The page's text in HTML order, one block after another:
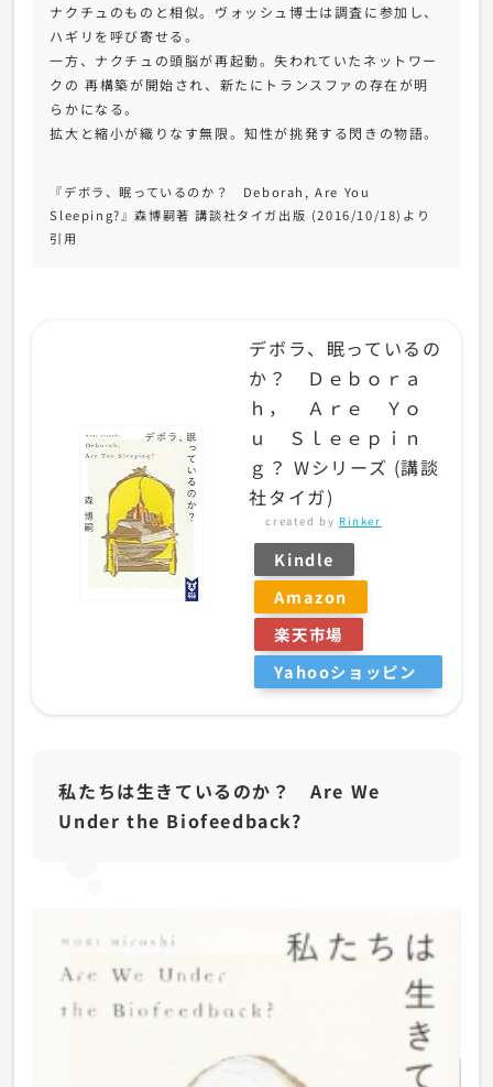
ナクチュのものと相似。ヴォッシュ博士は調査に参加し、
ハギリを呼び寄せる。
一方、ナクチュの頭脳が再起動。失われていたネットワー
クの 再構築が開始され、新たにトランスファの存在が明
らかになる。
拡大と縮小が織りなす無限。知性が挑発する閃きの物語。
『デボラ、眠っているのか？ Deborah, Are You
Sleeping?』森博嗣著 講談社タイガ出版 (2016/10/18)より
引用
デボラ、眠っているの
か？ Ｄｅｂｏｒａ
ｈ， Ａｒｅ Ｙｏ
ｕ Ｓｌｅｅｐｉｎ
ｇ？ Wシリーズ (講談
社タイガ)
created by Rinker
Kindle
Amazon
楽天市場
Yahooショッピン
私たちは生きているのか？ Are We
Under the Biofeedback?